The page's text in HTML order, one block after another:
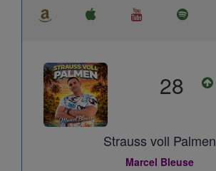
28
Strauss voll Palmen
Marcel Bleuse